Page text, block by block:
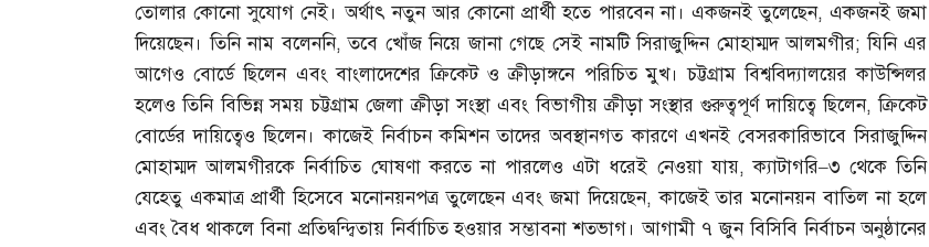
তোলার কোনো সুযোগ নেই। অর্থাৎ নতুন আর কোনো প্রার্থী হতে পারবেন না। একজনই তুলেছেন,একজনই জমা
দিয়েছেন। তিনি নাম বলেননি,তবে খোঁজ নিয়ে জানা গেছে সেই নামটি সিরাজুদ্দিন মোহাম্মদ আলমগীর;যিনি এর
আগেও বোর্ডে ছিলেন এবং বাংলাদেশের ক্রিকেট ও ক্রীড়াঙ্গনে পরিচিত মুখ। চট্টগ্রাম বিশ্ববিদ্যালয়ের কাউন্সিলর
হলেও তিনি বিভিন্ন সময় চট্টগ্রাম জেলা ক্রীড়া সংস্থা এবং বিভাগীয় ক্রীড়া সংস্থার গুরুত্বপূর্ণ দায়িত্বে ছিলেন,ক্রিকেট
বোর্ডের দায়িত্বেও ছিলেন। কাজেই নির্বাচন কমিশন তাদের অবস্থানগত কারণে এখনই বেসরকারিভাবে সিরাজুদ্দিন
মোহাম্মদ আলমগীরকে নির্বাচিত ঘোষণা করতে না পারলেও এটা ধরেই নেওয়া যায়,ক্যাটাগরি–৩ থেকে তিনি
যেহেতু একমাত্র প্রার্থী হিসেবে মনোনয়নপত্র তুলেছেন এবং জমা দিয়েছেন,কাজেই তার মনোনয়ন বাতিল না হলে
এবং বৈধ থাকলে বিনা প্রতিদ্বন্দ্বিতায় নির্বাচিত হওয়ার সম্ভাবনা শতভাগ। আগামী ৭ জুন বিসিবি নির্বাচন অনুষ্ঠানের